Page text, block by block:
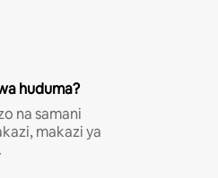
huduma?
na samani
makazi ya